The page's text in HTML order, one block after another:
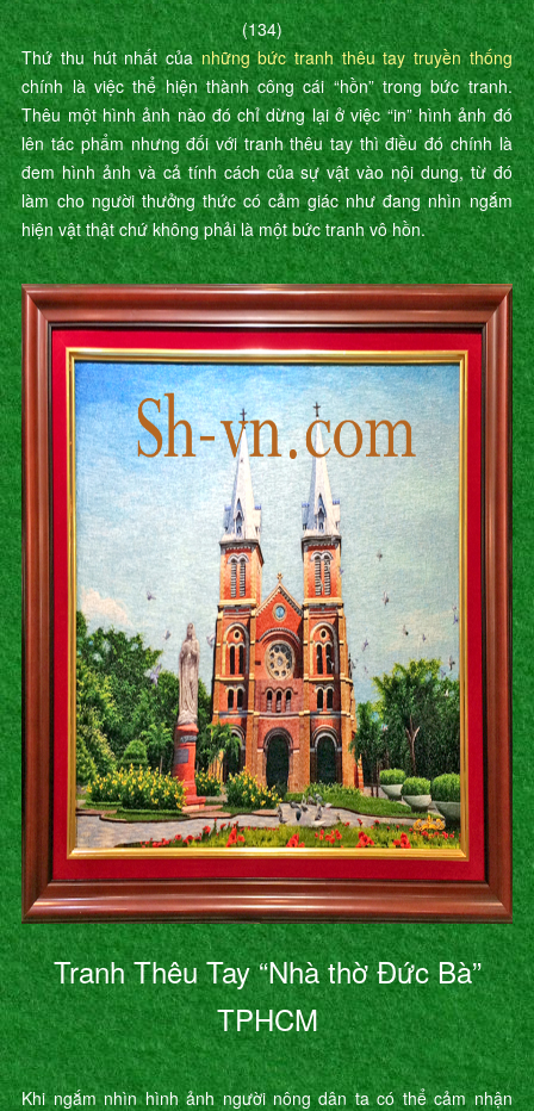
(134)
Thứ thu hút nhất củanhững bức tranh thêu tay truyền thống
chính là việc thể hiện thành công cái “hồn” trong bức tranh.
Thêu một hình ảnh nào đó chỉ dừng lại ở việc “in” hình ảnh đó
lên tác phẩm nhưng đối với tranh thêu tay thì điều đó chính là
đem hình ảnh và cả tính cách của sự vật vào nội dung, từ đó
làm cho người thưởng thức có cảm giác như đang nhìn ngắm
hiện vật thật chứ không phải là một bức tranh vô hồn.
Tranh Thêu Tay “Nhà thờ Đức Bà”
TPHCM
Khi ngắm nhìn hình ảnh người nông dân ta có thể cảm nhận